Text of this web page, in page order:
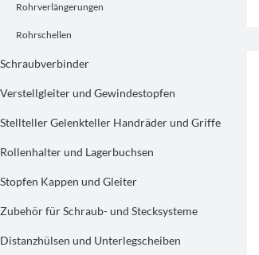
Rohrverlängerungen
Rohrschellen
Schraubverbinder
Verstellgleiter und Gewindestopfen
Stellteller Gelenkteller Handräder und Griffe
Rollenhalter und Lagerbuchsen
Stopfen Kappen und Gleiter
Zubehör für Schraub- und Stecksysteme
Distanzhülsen und Unterlegscheiben